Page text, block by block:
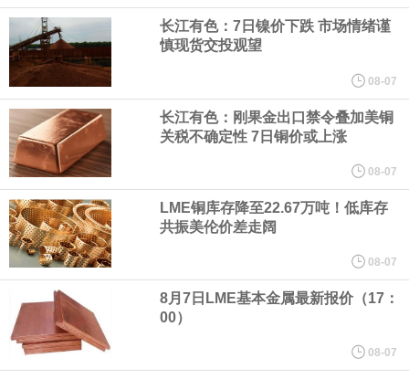
（含境内发明专利20项）。
纽约期银日内涨4%，现报64.08美元/盎司。
宇树科技董事长、总经理兼首席技术官王兴兴在网上路演时表示，
经过多年研发创新和技术积累，公司逐步形成了包括一体化关节集
成技术、高紧凑度机器人身体集成技术、机器人激光雷达全自研核
心技术等多项已商业化应用的核心技术并已应用于公司的高性能通
用人形机器人、四足机器人等产品。
美国总统特朗普6日否认他对国防部长赫格塞思不满，称对赫格塞思
长江有色：7日镍价下跌 市场情绪谨
慎现货交投观望
08-07
长江有色：刚果金出口禁令叠加美铜
关税不确定性 7日铜价或上涨
08-07
LME铜库存降至22.67万吨！低库存
共振美伦价差走阔
08-07
8月7日LME基本金属最新报价（17：
00）
08-07